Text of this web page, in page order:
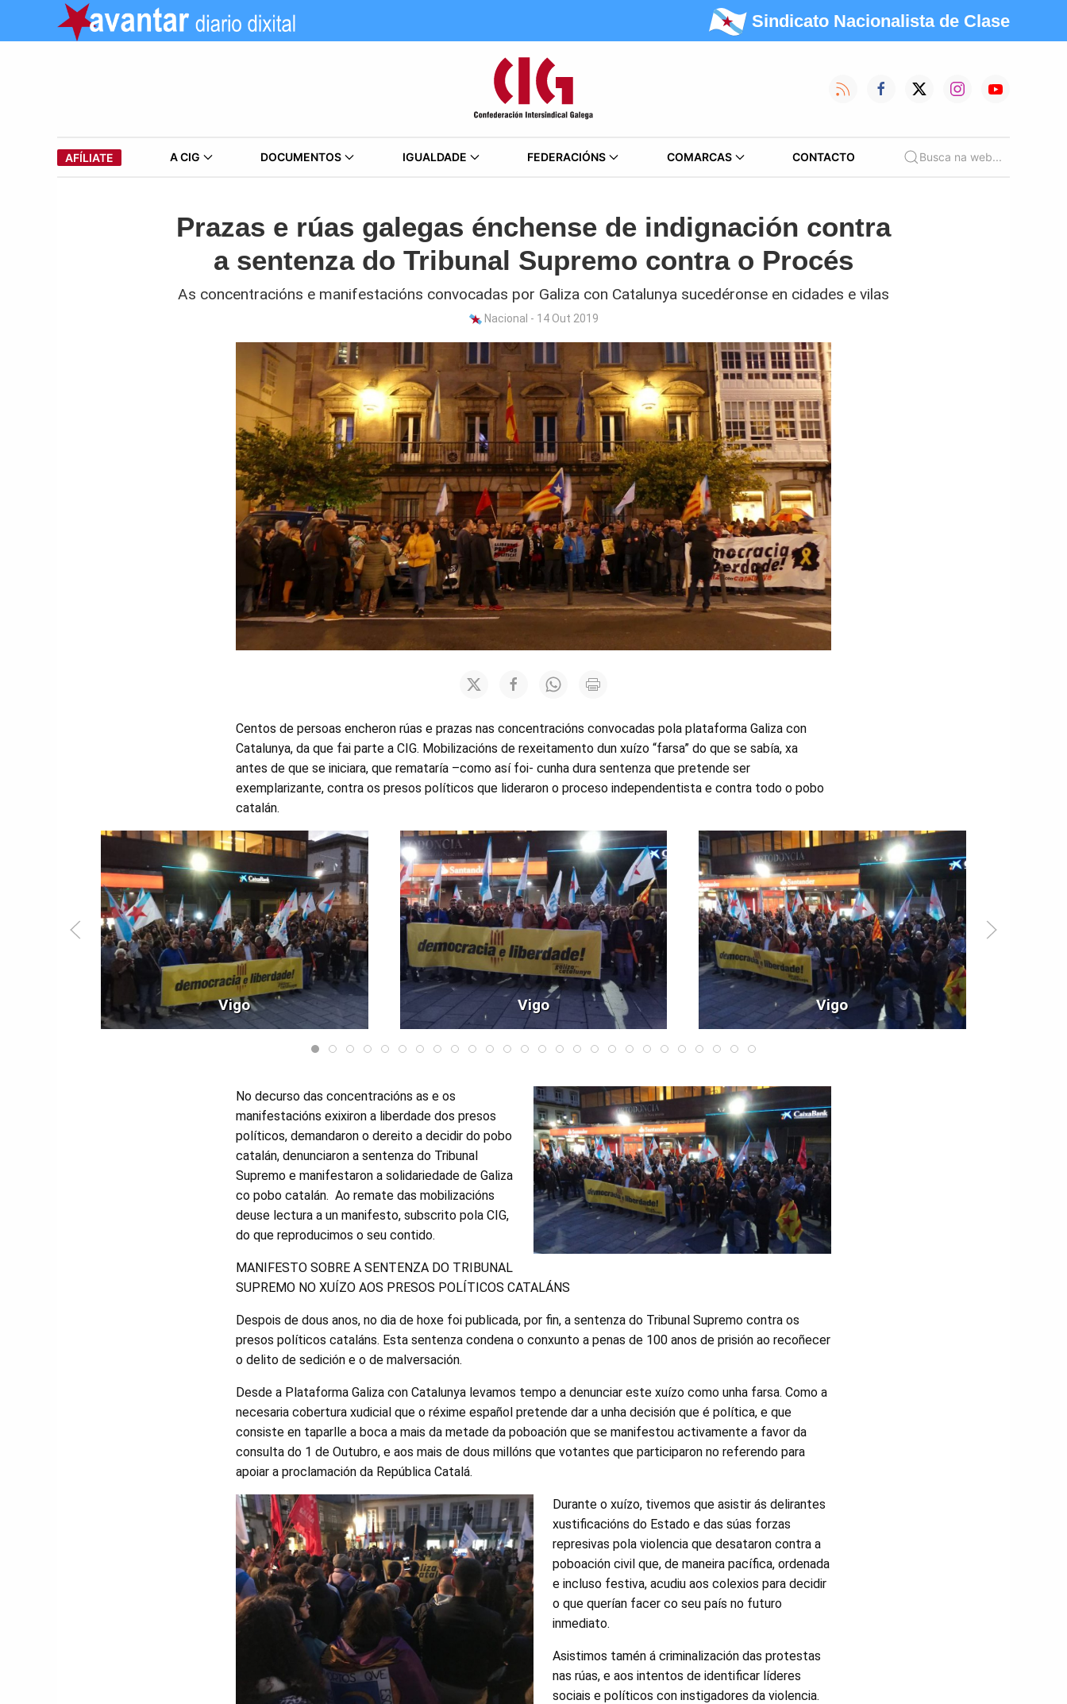
Sindicato Nacionalista de Clase
AFÍLIATE A CIG DOCUMENTOS IGUALDADE FEDERACIÓNS COMARCAS CONTACTO Busca na web...
Prazas e rúas galegas énchense de indignación contra
a sentenza do Tribunal Supremo contra o Procés
As concentracións e manifestacións convocadas por Galiza con Catalunya sucedéronse en cidades e vilas
Nacional - 14 Out 2019
Centos de persoas encheron rúas e prazas nas concentracións convocadas pola plataforma Galiza con
Catalunya, da que fai parte a CIG. Mobilizacións de rexeitamento dun xuízo “farsa” do que se sabía, xa
antes de que se iniciara, que remataría –como así foi- cunha dura sentenza que pretende ser
exemplarizante, contra os presos políticos que lideraron o proceso independentista e contra todo o pobo
catalán.
Vigo Vigo Vigo
No decurso das concentracións as e os
manifestacións exixiron a liberdade dos presos
políticos, demandaron o dereito a decidir do pobo
catalán, denunciaron a sentenza do Tribunal
Supremo e manifestaron a solidariedade de Galiza
co pobo catalán. Ao remate das mobilizacións
deuse lectura a un manifesto, subscrito pola CIG,
do que reproducimos o seu contido.
MANIFESTO SOBRE A SENTENZA DO TRIBUNAL
SUPREMO NO XUÍZO AOS PRESOS POLÍTICOS CATALÁNS
Despois de dous anos, no dia de hoxe foi publicada, por fin, a sentenza do Tribunal Supremo contra os
presos políticos cataláns. Esta sentenza condena o conxunto a penas de 100 anos de prisión ao recoñecer
o delito de sedición e o de malversación.
Desde a Plataforma Galiza con Catalunya levamos tempo a denunciar este xuízo como unha farsa. Como a
necesaria cobertura xudicial que o réxime español pretende dar a unha decisión que é política, e que
consiste en taparlle a boca a mais da metade da poboación que se manifestou activamente a favor da
consulta do 1 de Outubro, e aos mais de dous millóns que votantes que participaron no referendo para
apoiar a proclamación da República Catalá.
Durante o xuízo, tivemos que asistir ás delirantes
xustificacións do Estado e das súas forzas
represivas pola violencia que desataron contra a
poboación civil que, de maneira pacífica, ordenada
e incluso festiva, acudiu aos colexios para decidir
o que querían facer co seu país no futuro
inmediato.
Asistimos tamén á criminalización das protestas
nas rúas, e aos intentos de identificar líderes
sociais e políticos con instigadores da violencia.